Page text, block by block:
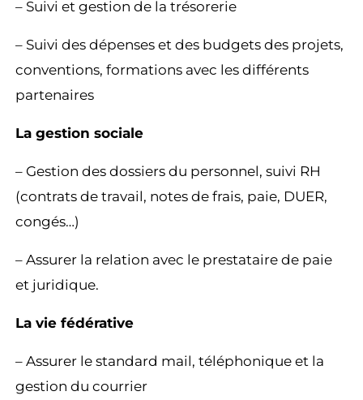
– Suivi et gestion de la trésorerie
– Suivi des dépenses et des budgets des projets,
conventions, formations avec les différents
partenaires
La gestion sociale
– Gestion des dossiers du personnel, suivi RH
(contrats de travail, notes de frais, paie, DUER,
congés…)
– Assurer la relation avec le prestataire de paie
et juridique.
La vie fédérative
– Assurer le standard mail, téléphonique et la
gestion du courrier